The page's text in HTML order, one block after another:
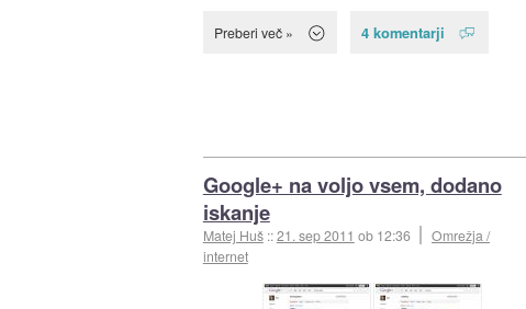
Preberi več » 4 komentarji
Google+ na voljo vsem, dodano
iskanje
Matej Huš ::21. sep 2011 ob 12:36
Omrežja /
internet